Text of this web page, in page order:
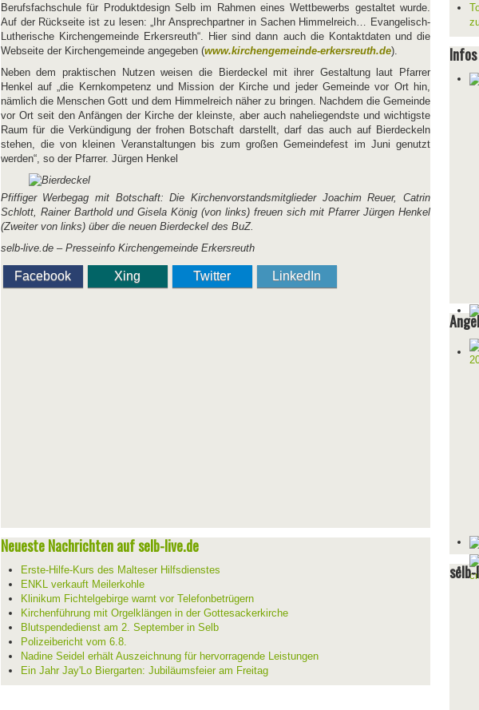
Berufsfachschule für Produktdesign Selb im Rahmen eines Wettbewerbs gestaltet wurde.
Auf der Rückseite ist zu lesen: „Ihr Ansprechpartner in Sachen Himmelreich… Evangelisch-
Lutherische Kirchengemeinde Erkersreuth“. Hier sind dann auch die Kontaktdaten und die
Webseite der Kirchengemeinde angegeben (www.kirchengemeinde-erkersreuth.de).
Neben dem praktischen Nutzen weisen die Bierdeckel mit ihrer Gestaltung laut Pfarrer
Henkel auf „die Kernkompetenz und Mission der Kirche und jeder Gemeinde vor Ort hin,
nämlich die Menschen Gott und dem Himmelreich näher zu bringen. Nachdem die Gemeinde
vor Ort seit den Anfängen der Kirche der kleinste, aber auch naheliegendste und wichtigste
Raum für die Verkündigung der frohen Botschaft darstellt, darf das auch auf Bierdeckeln
stehen, die von kleinen Veranstaltungen bis zum großen Gemeindefest im Juni genutzt
werden“, so der Pfarrer. Jürgen Henkel
Pfiffiger Werbegag mit Botschaft: Die Kirchenvorstandsmitglieder Joachim Reuer, Catrin
Schlott, Rainer Barthold und Gisela König (von links) freuen sich mit Pfarrer Jürgen Henkel
(Zweiter von links) über die neuen Bierdeckel des BuZ.
selb-live.de – Presseinfo Kirchengemeinde Erkersreuth
Facebook Xing Twitter LinkedIn
Neueste Nachrichten auf selb-live.de
Erste-Hilfe-Kurs des Malteser Hilfsdienstes
ENKL verkauft Meilerkohle
Klinikum Fichtelgebirge warnt vor Telefonbetrügern
Kirchenführung mit Orgelklängen in der Gottesackerkirche
Blutspendedienst am 2. September in Selb
Polizeibericht vom 6.8.
Nadine Seidel erhält Auszeichnung für hervorragende Leistungen
Ein Jahr Jay'Lo Biergarten: Jubiläumsfeier am Freitag
selb-